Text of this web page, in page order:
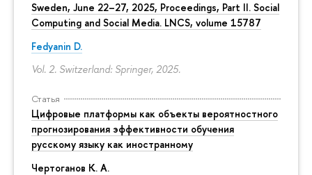
Sweden, June 22–27, 2025, Proceedings, Part II. Social
Computing and Social Media. LNCS, volume 15787
Fedyanin D.
Vol. 2. Switzerland: Springer, 2025.
Статья
Цифровые платформы как объекты вероятностного
прогнозирования эффективности обучения
русскому языку как иностранному
Чертоганов К. А.